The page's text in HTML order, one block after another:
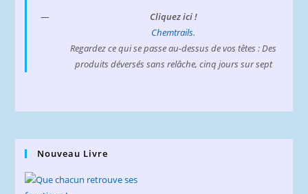
Cliquez ici !
Chemtrails.
Regardez ce qui se passe au-dessus de vos têtes : Des
produits déversés sans relâche, cinq jours sur sept
Nouveau Livre